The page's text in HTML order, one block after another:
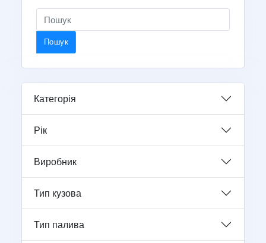
Пошук
Категорія
Рік
Виробник
Тип кузова
Тип палива